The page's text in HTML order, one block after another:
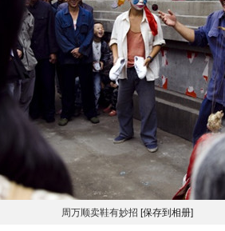
周万顺卖鞋有妙招 [保存到相册]